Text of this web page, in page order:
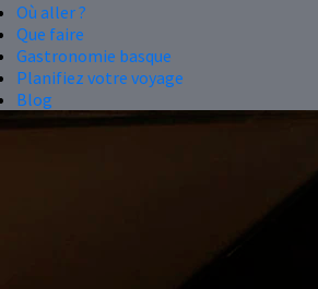
Où aller ?
Que faire
Gastronomie basque
Planifiez votre voyage
Blog